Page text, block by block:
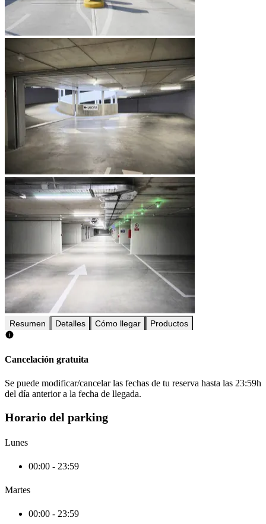
Resumen Detalles Cómo llegar Productos
Cancelación gratuita
Se puede modificar/cancelar las fechas de tu reserva hasta las 23:59h
del día anterior a la fecha de llegada.
Horario del parking
Lunes
00:00 - 23:59
Martes
00:00 - 23:59